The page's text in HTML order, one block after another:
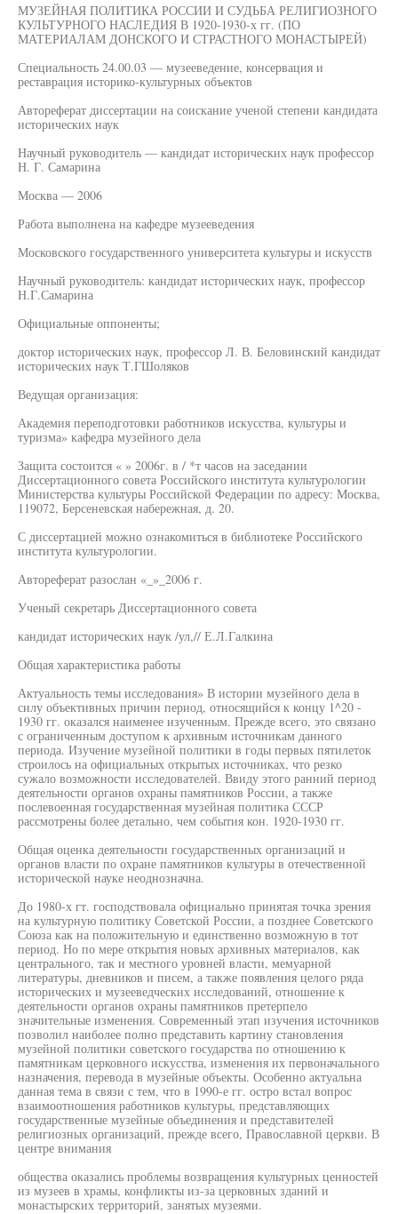
МУЗЕЙНАЯ ПОЛИТИКА РОССИИ И СУДЬБА РЕЛИГИОЗНОГО
КУЛЬТУРНОГО НАСЛЕДИЯ В 1920-1930-х гг. (ПО
МАТЕРИАЛАМ ДОНСКОГО И СТРАСТНОГО МОНАСТЫРЕЙ)
Специальность 24.00.03 — музееведение, консервация и
реставрация историко-культурных объектов
Автореферат диссертации на соискание ученой степени кандидата
исторических наук
Научный руководитель — кандидат исторических наук профессор
Н. Г. Самарина
Москва — 2006
Работа выполнена на кафедре музееведения
Московского государственного университета культуры и искусств
Научный руководитель: кандидат исторических наук, профессор
Н.Г.Самарина
Официальные оппоненты;
доктор исторических наук, профессор Л. В. Беловинский кандидат
исторических наук Т.ГШоляков
Ведущая организация:
Академия переподготовки работников искусства, культуры и
туризма» кафедра музейного дела
Защита состоится « » 2006г. в / *т часов на заседании
Диссертационного совета Российского института культурологии
Министерства культуры Российской Федерации по адресу: Москва,
119072, Берсеневская набережная, д. 20.
С диссертацией можно ознакомиться в библиотеке Российского
института культурологии.
Автореферат разослан «_»_2006 г.
Ученый секретарь Диссертационного совета
кандидат исторических наук /ул,// Е.Л.Галкина
Общая характеристика работы
Актуальность темы исследования» В истории музейного дела в
силу объективных причин период, относящийся к концу 1^20 -
1930 гг. оказался наименее изученным. Прежде всего, это связано
с ограниченным доступом к архивным источникам данного
периода. Изучение музейной политики в годы первых пятилеток
строилось на официальных открытых источниках, что резко
сужало возможности исследователей. Ввиду этого ранний период
деятельности органов охраны памятников России, а также
послевоенная государственная музейная политика СССР
рассмотрены более детально, чем события кон. 1920-1930 гг.
Общая оценка деятельности государственных организаций и
органов власти по охране памятников культуры в отечественной
исторической науке неоднозначна.
До 1980-х гт. господствовала официально принятая точка зрения
на культурную политику Советской России, а позднее Советского
Союза как на положительную и единственно возможную в тот
период. Но по мере открытия новых архивных материалов, как
центрального, так и местного уровней власти, мемуарной
литературы, дневников и писем, а также появления целого ряда
исторических и музееведческих исследований, отношение к
деятельности органов охраны памятников претерпело
значительные изменения. Современный этап изучения источников
позволил наиболее полно представить картину становления
музейной политики советского государства по отношению к
памятникам церковного искусства, изменения их первоначального
назначения, перевода в музейные объекты. Особенно актуальна
данная тема в связи с тем, что в 1990-е гг. остро встал вопрос
взаимоотношения работников культуры, представляющих
государственные музейные объединения и представителей
религиозных организаций, прежде всего, Православной церкви. В
центре внимания
общества оказались проблемы возвращения культурных ценностей
из музеев в храмы, конфликты из-за церковных зданий и
монастырских территорий, занятых музеями.